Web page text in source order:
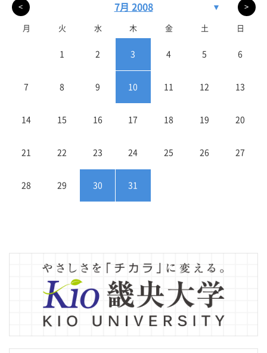
< 7月 2008 ▼ >
月 火 水 木 金 土 日
1 2 3 4 5 6
7 8 9 10 11 12 13
14 15 16 17 18 19 20
21 22 23 24 25 26 27
28 29 30 31